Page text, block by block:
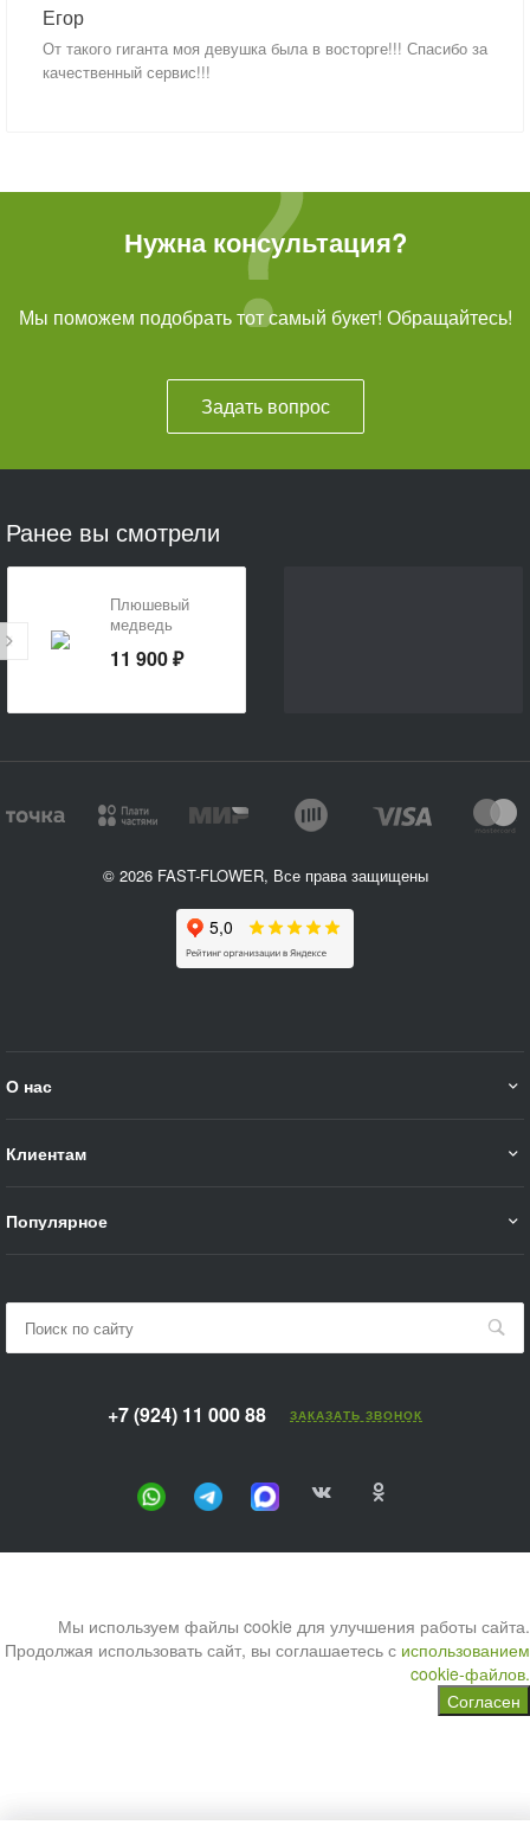
Егор
От такого гиганта моя девушка была в восторге!!! Спасибо за
качественный сервис!!!
Нужна консультация?
Мы поможем подобрать тот самый букет! Обращайтесь!
Задать вопрос
Ранее вы смотрели
Плюшевый
медведь
коричневый
11 900 ₽
© 2026 FAST-FLOWER, Все права защищены
О нас
Клиентам
Популярное
+7 (924) 11 000 88 ЗАКАЗАТЬ ЗВОНОК
Мы используем файлы cookie для улучшения работы сайта.
Продолжая использовать сайт, вы соглашаетесь с использованием
cookie-файлов.
Согласен